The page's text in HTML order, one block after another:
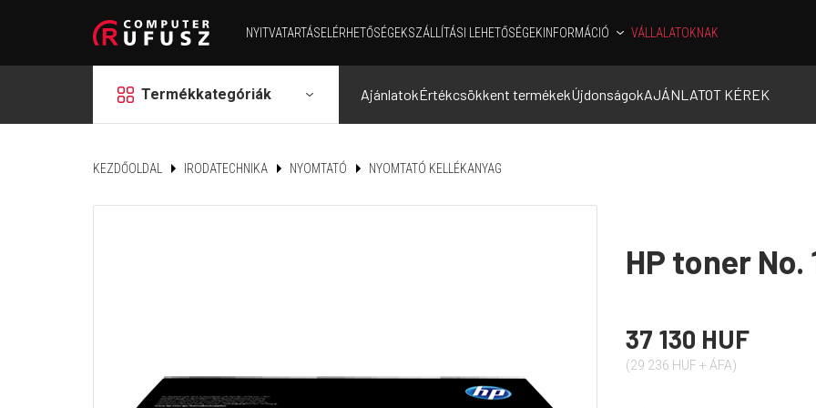
NYITVATARTÁSELÉRHETŐSÉGEKSZÁLLÍTÁSI LEHETŐSÉGEKINFORMÁCIÓ VÁLLALATOKNAK
grid Termékkategóriák AjánlatokÉrtékcsökkent termékekÚjdonságokAJÁNLATOT KÉREK
KEZDŐOLDAL IRODATECHNIKA NYOMTATÓ NYOMTATÓ KELLÉKANYAG
HP toner
37 130 HUF
(29 236 HUF + ÁFA)